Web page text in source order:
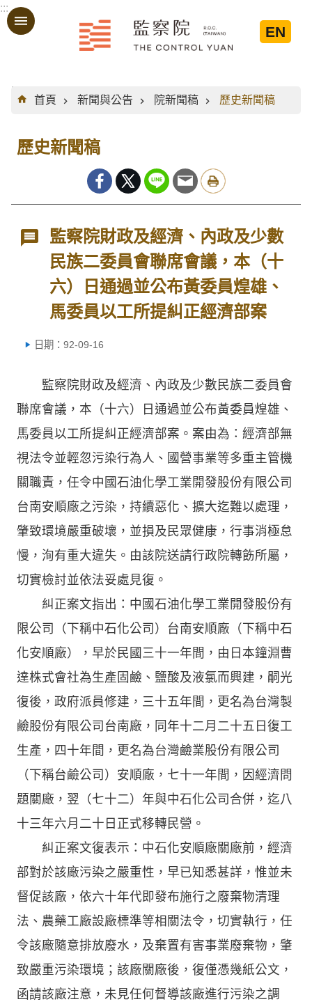
跳到主要內容區塊
:::
EN
:::
首頁
新聞與公告 院新聞稿 歷史新聞稿
歷史新聞稿
監察院財政及經濟、內政及少數
民族二委員會聯席會議，本（十
六）日通過並公布黃委員煌雄、
馬委員以工所提糾正經濟部案
日期：92-09-16
監察院財政及經濟、內政及少數民族二委員會
聯席會議，本（十六）日通過並公布黃委員煌雄、
馬委員以工所提糾正經濟部案。案由為：經濟部無
視法令並輕忽污染行為人、國營事業等多重主管機
關職責，任令中國石油化學工業開發股份有限公司
台南安順廠之污染，持續惡化、擴大迄難以處理，
肇致環境嚴重破壞，並損及民眾健康，行事消極怠
慢，洵有重大違失。由該院送請行政院轉飭所屬，
切實檢討並依法妥處見復。
糾正案文指出：中國石油化學工業開發股份有
限公司（下稱中石化公司）台南安順廠（下稱中石
化安順廠），早於民國三十一年間，由日本鐘淵曹
達株式會社為生產固鹼、鹽酸及液氯而興建，嗣光
復後，政府派員修建，三十五年間，更名為台灣製
鹼股份有限公司台南廠，同年十二月二十五日復工
生產，四十年間，更名為台灣鹼業股份有限公司
（下稱台鹼公司）安順廠，七十一年間，因經濟問
題關廠，翌（七十二）年與中石化公司合併，迄八
十三年六月二十日正式移轉民營。
糾正案文復表示：中石化安順廠關廠前，經濟
部對於該廠污染之嚴重性，早已知悉甚詳，惟並未
督促該廠，依六十年代即發布施行之廢棄物清理
法、農藥工廠設廠標準等相關法令，切實執行，任
令該廠隨意排放廢水，及棄置有害事業廢棄物，肇
致嚴重污染環境；該廠關廠後，復僅憑幾紙公文，
函請該廠注意，未見任何督導該廠進行污染之調